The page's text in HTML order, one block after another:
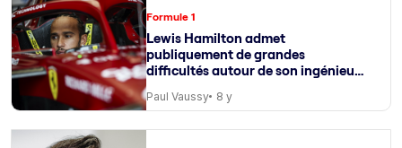
Formule 1
Lewis Hamilton admet
publiquement de grandes
difficultés autour de son ingénieur
Paul Vaussy 8 y